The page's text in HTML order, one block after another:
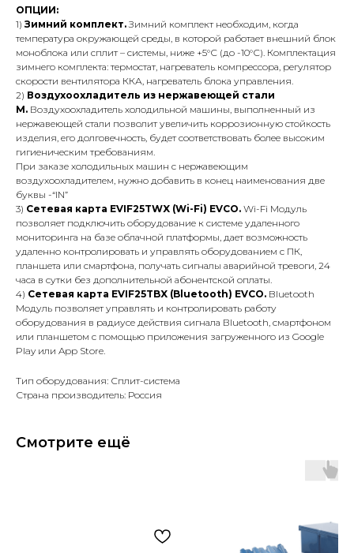
ОПЦИИ:
1) Зимний комплект.Зимний комплект необходим, когда
температура окружающей среды, в которой работает внешний блок
моноблока или сплит – системы, ниже +5°С (до -10°С). Комплектация
зимнего комплекта: термостат, нагреватель компрессора, регулятор
скорости вентилятора ККА, нагреватель блока управления.
2) Воздухоохладитель из нержавеющей стали
М. Воздухоохладитель холодильной машины, выполненный из
нержавеющей стали позволит увеличить коррозионную стойкость
изделия, его долговечность, будет соответствовать более высоким
гигиеническим требованиям.
При заказе холодильных машин с нержавеющим
воздухоохладителем, нужно добавить в конец наименования две
буквы -“IN”
3) Сетевая карта EVIF25TWX (Wi-Fi) EVCO. Wi-Fi Модуль
позволяет подключить оборудование к системе удаленного
мониторинга на базе облачной платформы, дает возможность
удаленно контролировать и управлять оборудованием с ПК,
планшета или смартфона, получать сигналы аварийной тревоги, 24
часа в сутки без дополнительной абонентской оплаты.
4) Сетевая карта EVIF25TBX (Bluetooth) EVCO. Bluetooth
Модуль позволяет управлять и контролировать работу
оборудования в радиусе действия сигнала Вluetooth, смартфоном
или планшетом с помощью приложения загруженного из Google
Play или App Store.
Тип оборудования: Сплит-система
Страна производитель: Россия
Смотрите ещё